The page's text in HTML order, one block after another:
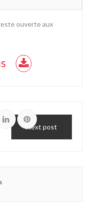
ouverte aux
Next post